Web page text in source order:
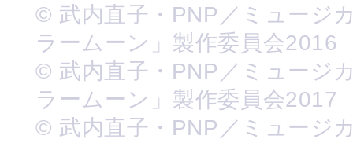
© 武内直子・PNP／ミュージ
ラームーン」製作委員会2016
© 武内直子・PNP／ミュージ
ラームーン」製作委員会2017
© 武内直子・PNP／ミュージ